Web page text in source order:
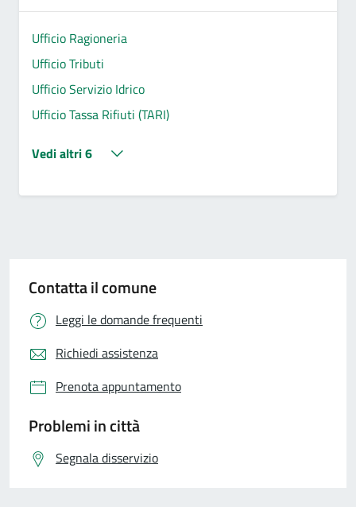
Ufficio Ragioneria
Ufficio Tributi
Ufficio Servizio Idrico
Ufficio Tassa Rifiuti (TARI)
Vedi altri 6
Contatta il comune
Leggi le domande frequenti
Richiedi assistenza
Prenota appuntamento
Problemi in città
Segnala disservizio